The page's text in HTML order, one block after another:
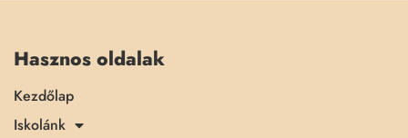
Hasznos oldalak
Kezdőlap
Iskolánk